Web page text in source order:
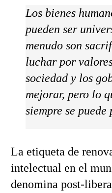
Los bienes
pueden ser
menudo son
luchar por
sociedad y los
mejorar, pero lo
siempre se puede
La etiqueta de
intelectual en el
denomina post-